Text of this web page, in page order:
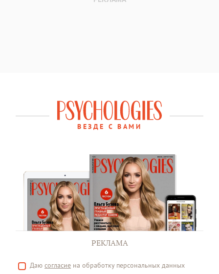
ВЕЗДЕ С ВАМИ
РЕКЛАМА
Даю согласие на обработку персональных данных